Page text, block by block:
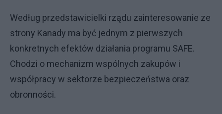
Według przedstawicielki rządu zainteresowanie ze
strony Kanady ma być jednym z pierwszych
konkretnych efektów działania programu SAFE.
Chodzi o mechanizm wspólnych zakupów i
współpracy w sektorze bezpieczeństwa oraz
obronności.